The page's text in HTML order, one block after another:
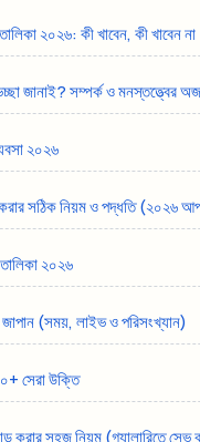
২০২৬: কী খাবেন, কী খাবেন না
জানাই? সম্পর্ক ও মনস্তত্ত্বের
২০২৬
সঠিক নিয়ম ও পদ্ধতি (২০২৬
২০২৬
(সময়, লাইভ ও পরিসংখ্যান)
সেরা উক্তি
করার সহজ নিয়ম (গ্যালারিতে